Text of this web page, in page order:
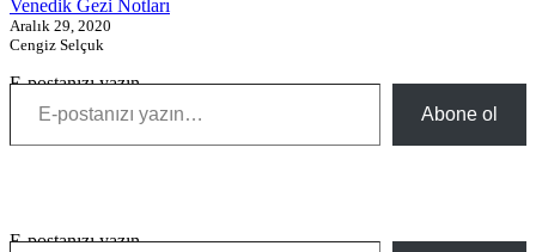
Venedik Gezi Notları
Aralık 29, 2020
Cengiz Selçuk
E-postanızı yazın…
Abone ol
E-postanızı yazın…